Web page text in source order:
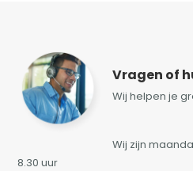
Vragen of
Wij helpen je
Wij zijn
8.30 uur